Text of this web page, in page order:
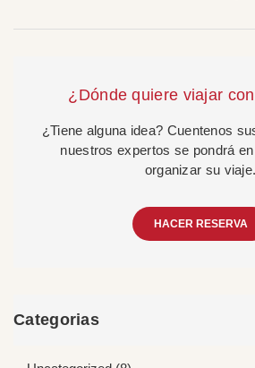
¿Dónde quiere viajar
¿Tiene alguna idea? Cuentenos
nuestros expertos se pondrá
organizar su viaje.
HACER RESERVA
Categorias